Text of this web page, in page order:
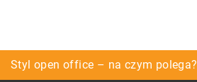
Wakacje nad wodą – to zawsze
Styl open office – na czym polega?
Kombinezon – jak dobrać do figury?